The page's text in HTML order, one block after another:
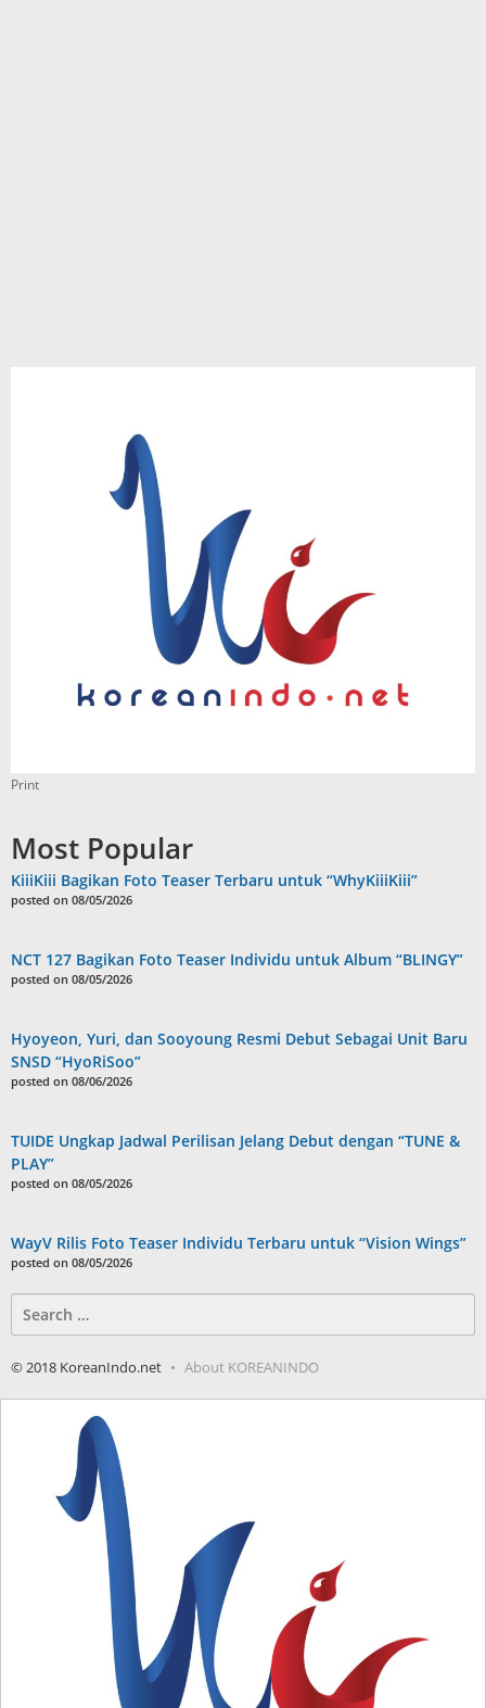
Print
Most Popular
KiiiKiii Bagikan Foto Teaser Terbaru untuk “WhyKiiiKiii”
posted on 08/05/2026
NCT 127 Bagikan Foto Teaser Individu untuk Album “BLINGY”
posted on 08/05/2026
Hyoyeon, Yuri, dan Sooyoung Resmi Debut Sebagai Unit Baru
SNSD “HyoRiSoo”
posted on 08/06/2026
TUIDE Ungkap Jadwal Perilisan Jelang Debut dengan “TUNE &
PLAY”
posted on 08/05/2026
WayV Rilis Foto Teaser Individu Terbaru untuk “Vision Wings”
posted on 08/05/2026
for:
© 2018 KoreanIndo.net About KOREANINDO